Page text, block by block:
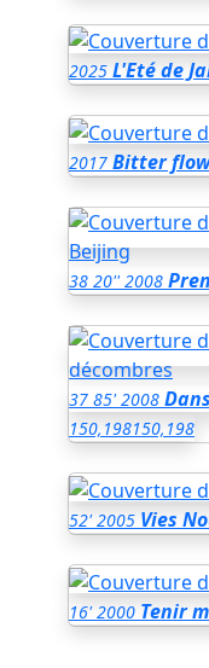
2025 L'Eté de
2017 Bitter
38 20'' 2008
37 85' 2008
150,198150,198
52' 2005 Vies
16' 2000 Tenir